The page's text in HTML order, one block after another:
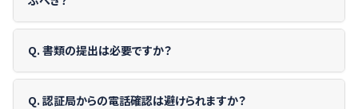
Q. 書類の提出は必要ですか？
Q. 認証局からの電話確認は避けられますか？